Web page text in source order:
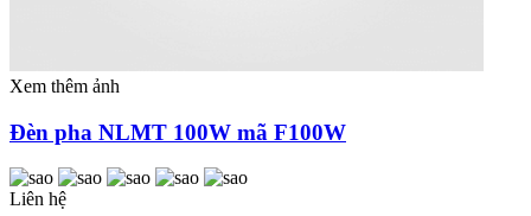
Xem thêm ảnh
Đèn pha NLMT 100W mã F100W
Liên hệ